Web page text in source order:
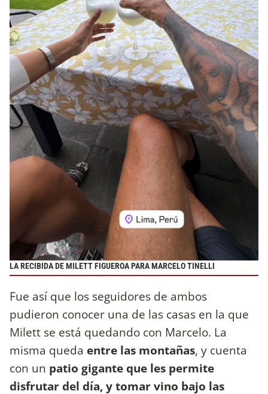
LA RECIBIDA DE MILETT FIGUEROA PARA MARCELO TINELLI
Fue así que los seguidores de ambos
pudieron conocer una de las casas en la que
Milett se está quedando con Marcelo. La
misma queda entre las montañas, y cuenta
con un patio gigante que les permite
disfrutar del día, y tomar vino bajo las